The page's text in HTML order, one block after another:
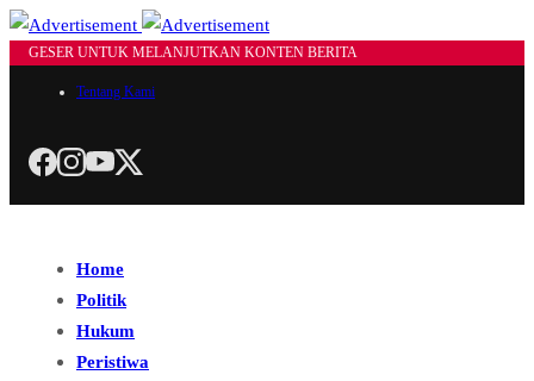
GESER UNTUK MELANJUTKAN KONTEN BERITA
Tentang Kami
Home
Politik
Hukum
Peristiwa